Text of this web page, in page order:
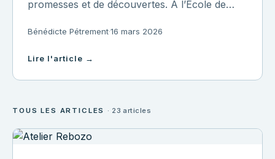
promesses et de découvertes. À l’École de
langage, où chaque geste est une invitation à l
Bénédicte Pétrement·16 mars 2026
Lire l'article →
TOUS LES ARTICLES · 23 articles